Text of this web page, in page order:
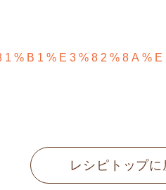
レシピトップに